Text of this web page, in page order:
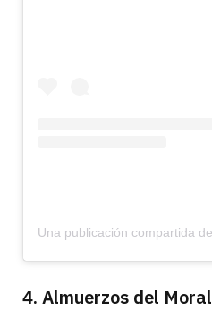
4. Almuerzos del Moral